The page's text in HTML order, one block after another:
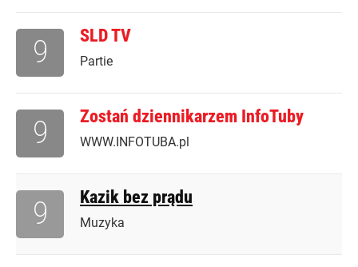
SLD TV
Partie
9
Zostań dziennikarzem InfoTuby
WWW.INFOTUBA.pl
9
Kazik bez prądu
Muzyka
9